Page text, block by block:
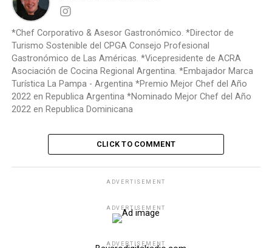
*Chef Corporativo & Asesor Gastronómico. *Director de
Turismo Sostenible del CPGA Consejo Profesional
Gastronómico de Las Américas. *Vicepresidente de ACRA
Asociación de Cocina Regional Argentina. *Embajador Marca
Turística La Pampa - Argentina *Premio Mejor Chef del Año
2022 en Republica Argentina *Nominado Mejor Chef del Año
2022 en Republica Dominicana
CLICK TO COMMENT
ADVERTISEMENT
ADVERTISEMENT
ADVERTISEMENT